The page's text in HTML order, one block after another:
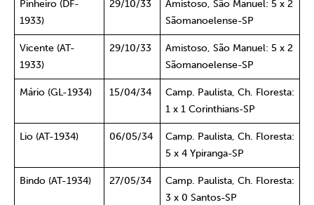
Pinheiro (DF-
1933)
29/10/33
Amistoso, São Manuel: 5 x 2
Sãomanoelense-SP
Vicente (AT-
1933)
29/10/33
Amistoso, São Manuel: 5 x 2
Sãomanoelense-SP
Mário (GL-1934) 15/04/34
Camp. Paulista, Ch. Floresta:
1 x 1 Corinthians-SP
Lio (AT-1934) 06/05/34
Camp. Paulista, Ch. Floresta:
5 x 4 Ypiranga-SP
Bindo (AT-1934) 27/05/34
Camp. Paulista, Ch. Floresta:
3 x 0 Santos-SP